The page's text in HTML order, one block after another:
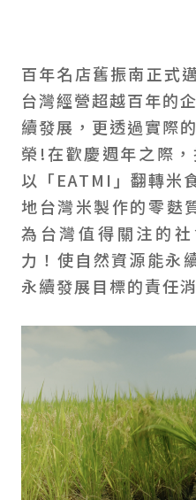
百年名店舊振南正式
台灣經營超越百年的
續發展，更透過實際
榮!在歡慶週年之際，
以「EATMI」翻轉米
地台灣米製作的零麩
為台灣值得關注的
力！使自然資源能永
永續發展目標的責任